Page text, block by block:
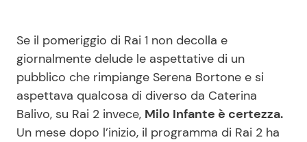
Seguici
Se il pomeriggio di Rai 1 non decolla e
giornalmente delude le aspettative di un
pubblico che rimpiange Serena Bortone e si
aspettava qualcosa di diverso da Caterina
Balivo, su Rai 2 invece, Milo Infante è certezza.
Un mese dopo l’inizio, il programma di Rai 2 ha